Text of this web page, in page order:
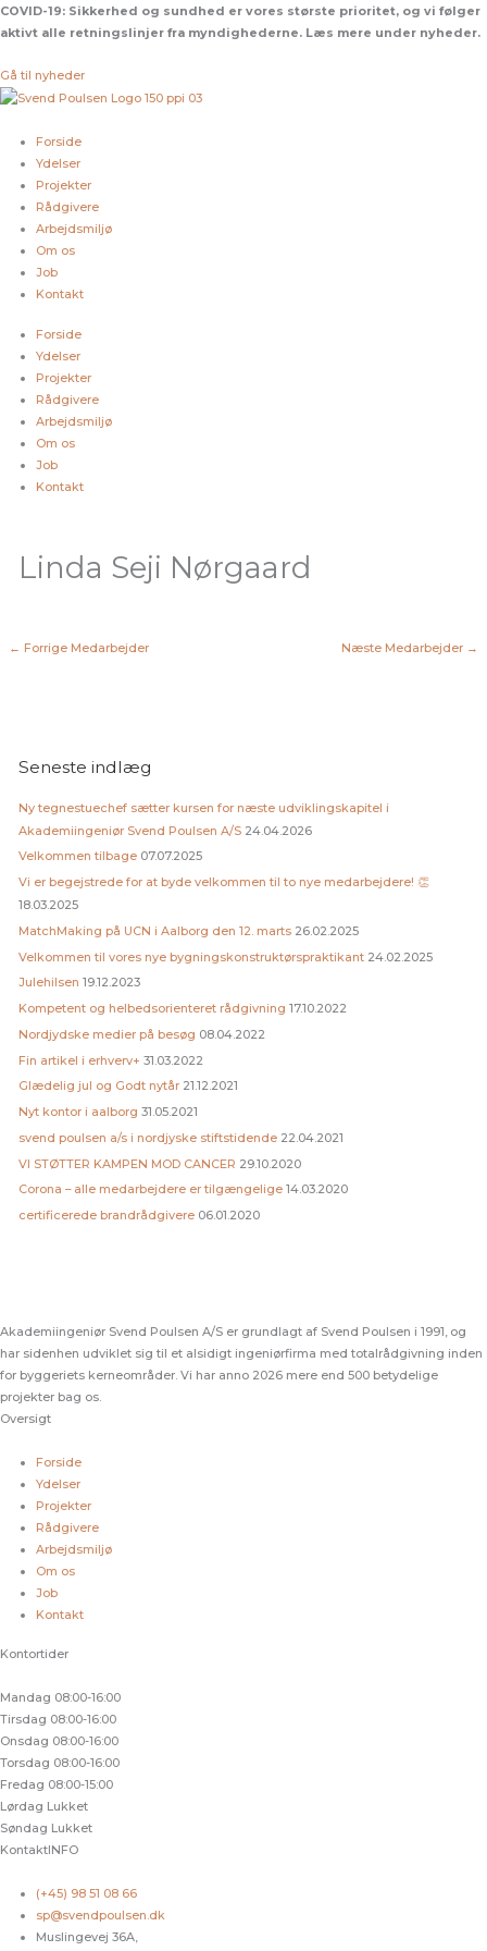
Gå
til
COVID-19: Sikkerhed og sundhed er vores største prioritet, og vi følger
aktivt alle retningslinjer fra myndighederne. Læs mere under nyheder.
Gå til nyheder
Forside
Ydelser
Projekter
Rådgivere
Arbejdsmiljø
Om os
Job
Kontakt
Forside
Ydelser
Projekter
Rådgivere
Arbejdsmiljø
Om os
Job
Kontakt
Linda Seji Nørgaard
← Forrige Medarbejder Næste Medarbejder →
Seneste indlæg
Ny tegnestuechef sætter kursen for næste udviklingskapitel i
Akademiingeniør Svend Poulsen A/S 24.04.2026
Velkommen tilbage 07.07.2025
Vi er begejstrede for at byde velkommen til to nye medarbejdere! 👏
18.03.2025
MatchMaking på UCN i Aalborg den 12. marts 26.02.2025
Velkommen til vores nye bygningskonstruktørspraktikant 24.02.2025
Julehilsen 19.12.2023
Kompetent og helbedsorienteret rådgivning 17.10.2022
Nordjydske medier på besøg 08.04.2022
Fin artikel i erhverv+ 31.03.2022
Glædelig jul og Godt nytår 21.12.2021
Nyt kontor i aalborg 31.05.2021
svend poulsen a/s i nordjyske stiftstidende 22.04.2021
VI STØTTER KAMPEN MOD CANCER 29.10.2020
Corona – alle medarbejdere er tilgængelige 14.03.2020
certificerede brandrådgivere 06.01.2020
Akademiingeniør Svend Poulsen A/S er grundlagt af Svend Poulsen i 1991, og
har sidenhen udviklet sig til et alsidigt ingeniørfirma med totalrådgivning inden
for byggeriets kerneområder. Vi har anno 2026 mere end 500 betydelige
projekter bag os.
Oversigt
Forside
Ydelser
Projekter
Rådgivere
Arbejdsmiljø
Om os
Job
Kontakt
Kontortider
Mandag 08:00-16:00
Tirsdag 08:00-16:00
Onsdag 08:00-16:00
Torsdag 08:00-16:00
Fredag 08:00-15:00
Lørdag Lukket
Søndag Lukket
KontaktINFO
(+45) 98 51 08 66
sp@svendpoulsen.dk
Muslingevej 36A,